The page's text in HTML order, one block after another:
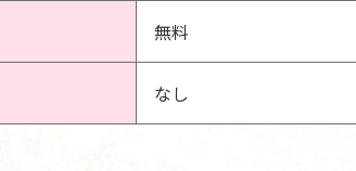
無料
なし